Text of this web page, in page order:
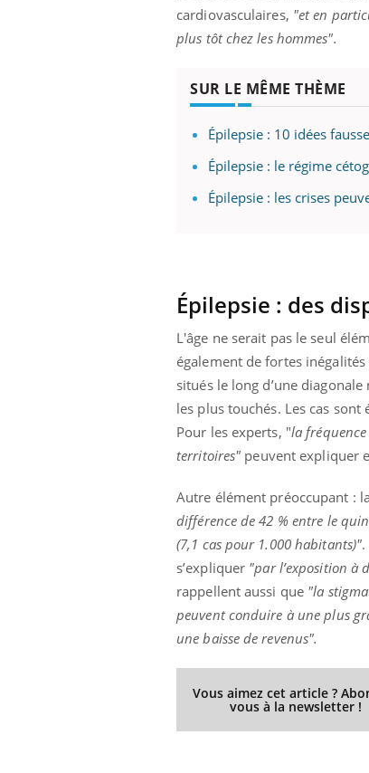
cardiovasculaires, "et en
plus tôt chez les hommes".
SUR LE MÊME THÈME
Épilepsie : 10 idées
Épilepsie : le régime
Épilepsie : les crises
Épilepsie : des
L'âge ne serait pas le seul
également de fortes
situés le long d’une
les plus touchés. Les cas
Pour les experts, "la
territoires" peuvent expliquer
Autre élément préoccupant :
différence de 42 % entre le
(7,1 cas pour 1.000 habitants)"
s’expliquer "par l’exposition à
rappellent aussi que "la
peuvent conduire à une plus
une baisse de revenus".
Vous aimez cet article ?
vous à la newsletter !